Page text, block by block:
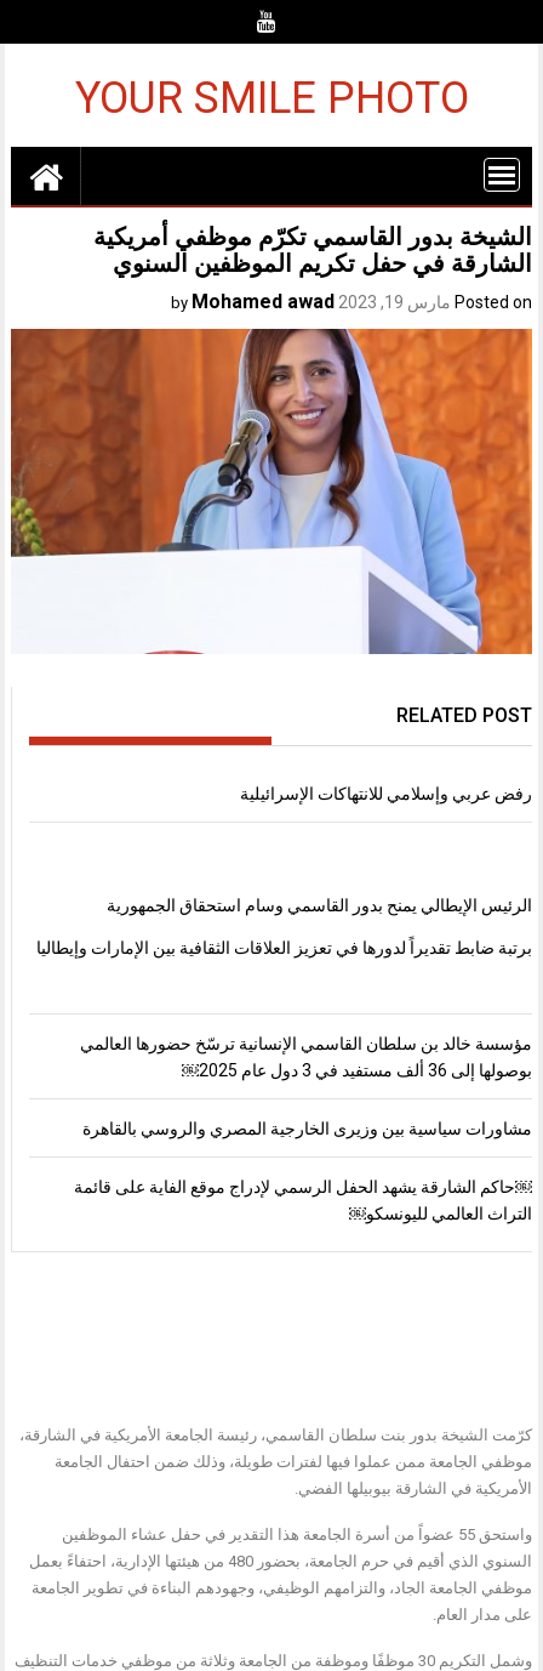
YOUR SMILE PHOTO
الشيخة بدور القاسمي تكرّم موظفي أمريكية
الشارقة في حفل تكريم الموظفين السنوي
Posted on مارس 19, 2023 Mohamed awad
RELATED POST
رفض عربي وإسلامي للانتهاكات الإسرائيلية
الرئيس الإيطالي يمنح بدور القاسمي وسام استحقاق الجمهورية
برتبة ضابط تقديراً لدورها في تعزيز العلاقات الثقافية بين الإمارات وإيطاليا
مؤسسة خالد بن سلطان القاسمي الإنسانية ترسّخ حضورها العالمي
بوصولها إلى 36 ألف مستفيد في 3 دول عام 2025￼
مشاورات سياسية بين وزيرى الخارجية المصري والروسي بالقاهرة
￼حاكم الشارقة يشهد الحفل الرسمي لإدراج موقع الفاية على قائمة
التراث العالمي لليونسكو￼
كرّمت الشيخة بدور بنت سلطان القاسمي، رئيسة الجامعة الأمريكية في الشارقة،
موظفي الجامعة ممن عملوا فيها لفترات طويلة، وذلك ضمن احتفال الجامعة
الأمريكية في الشارقة بيوبيلها الفضي.
واستحق 55 عضواً من أسرة الجامعة هذا التقدير في حفل عشاء الموظفين
السنوي الذي أقيم في حرم الجامعة، بحضور 480 من هيئتها الإدارية، احتفاءً بعمل
موظفي الجامعة الجاد، والتزامهم الوظيفي، وجهودهم البناءة في تطوير الجامعة
على مدار العام.
وشمل التكريم 30 موظفًا وموظفة من الجامعة وثلاثة من موظفي خدمات التنظيف